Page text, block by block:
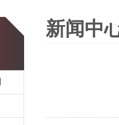
新闻中